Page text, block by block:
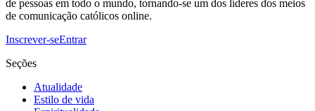
de pessoas em todo o mundo, tornando-se um dos líderes dos meios
de comunicação católicos online.
Inscrever-seEntrar
Seções
Atualidade
Estilo de vida